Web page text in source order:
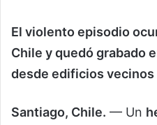
El violento episodio
Chile y quedó grabado
desde edificios vecinos
Santiago, Chile. — Un